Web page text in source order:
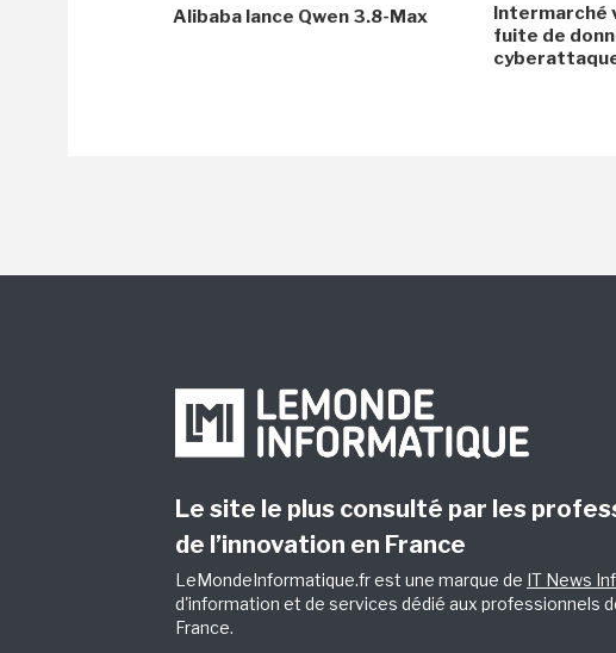
Alibaba lance Qwen 3.8-Max
Intermarché
fuite de
Le site le plus consulté par les
de l’innovation en France
LeMondeInformatique.fr est une marque de IT News
d'information et de services dédié aux professionnels
France.